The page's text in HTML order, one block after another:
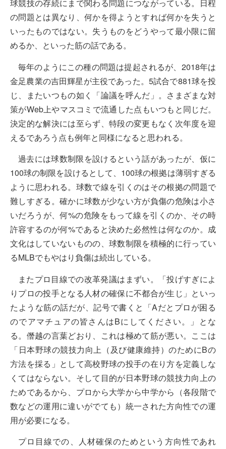
球競技の存続にまで関わる問題につながっている。日程
の問題とは異なり、何かを得ようとすれば何かを失うと
いったものではない。失うものをどうやって最小限に留
めるか、といった筋の話である。
毎年のようにこの種の問題は提起されるが、2018年は
金足農業の吉田輝星が主役であった。5試合で881球を投
じ、またいつもの如く「論議を呼んだ」。さまざまな対
策がWeb上やマスコミで流通した点もいつもと同じだ。
決定的な解決には至らず、特段の変更もなく次年度を迎
えるであろう点も例年と同様になると思われる。
過去には球数制限を設けるという話があったが、仮に
100球の制限を設けるとして、100球の根拠は薄弱すぎる
ように思われる。球数で線を引くのはその根拠の問題で
難しすぎる。確かに球数が少ない方が負傷の危険は小さ
いだろうが、何%の危険をもって線を引くのか、その時
許容するのが何%であると決めた必然性は何なのか。成
文化はしていないものの、球数制限を積極的に行ってい
るMLBでもやはり負傷は続出している。
またプロ目線での改革発議はまずい。「投げすぎによ
りプロの投手となる人材の確保に不都合が生じ」といっ
たような筋の話だが、記号で書くと「Aだとプロが困る
のでアマチュアの皆さんはBにしてください。」とな
る。僭越の言葉どおり、これは極めて筋が悪い。ここは
「日本野球の競技力向上（及び健康維持）のためにBの
方法を採る」として高校野球の投手の在り方を定義しな
くてはならない。そして目的が日本野球の競技力向上の
ためであるから、プロから大学から中学から（各段階で
数などの運用に違いがでても）統一された方向性での運
用が必要になる。
プロ目線での、人材確保のためという方向性であれ